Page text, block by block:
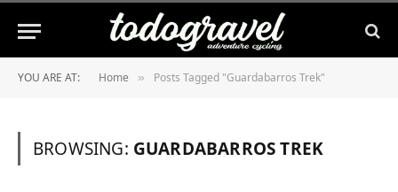
YOU ARE AT: Home » Posts Tagged "Guardabarros Trek"
BROWSING: GUARDABARROS TREK